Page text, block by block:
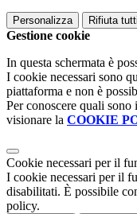
Personalizza Rifiuta tutti
Gestione cookie
In questa schermata è
I cookie necessari sono
piattaforma e non è
Per conoscere quali
visionare la COOKIE
Cookie necessari per il
I cookie necessari per il
disabilitati. È possibile
policy.